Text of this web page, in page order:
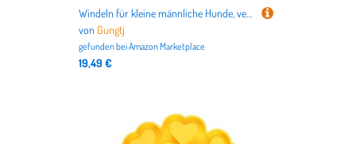
Windeln für kleine männliche Hunde, verstellbare Trainingspads mit Ersatz-Müllbeuteln, ideal für Welpen, drinnen und draußen, Reisen, Spazierengehen, Zuhause, Wohnung, Auto, Picknick, 10 Stück
von Gungtj
gefunden beiAmazon Marketplace
19,49 €